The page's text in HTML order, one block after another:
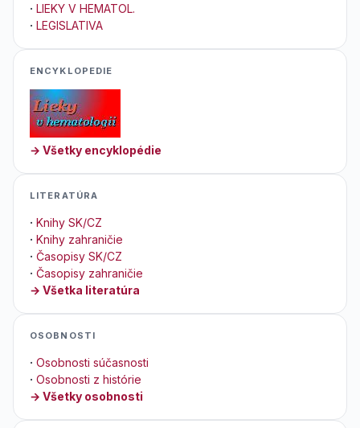
· LIEKY V HEMATOL.
· LEGISLATIVA
ENCYKLOPEDIE
→ Všetky encyklopédie
LITERATÚRA
· Knihy SK/CZ
· Knihy zahraničie
· Časopisy SK/CZ
· Časopisy zahraničie
→ Všetka literatúra
OSOBNOSTI
· Osobnosti súčasnosti
· Osobnosti z histórie
→ Všetky osobnosti